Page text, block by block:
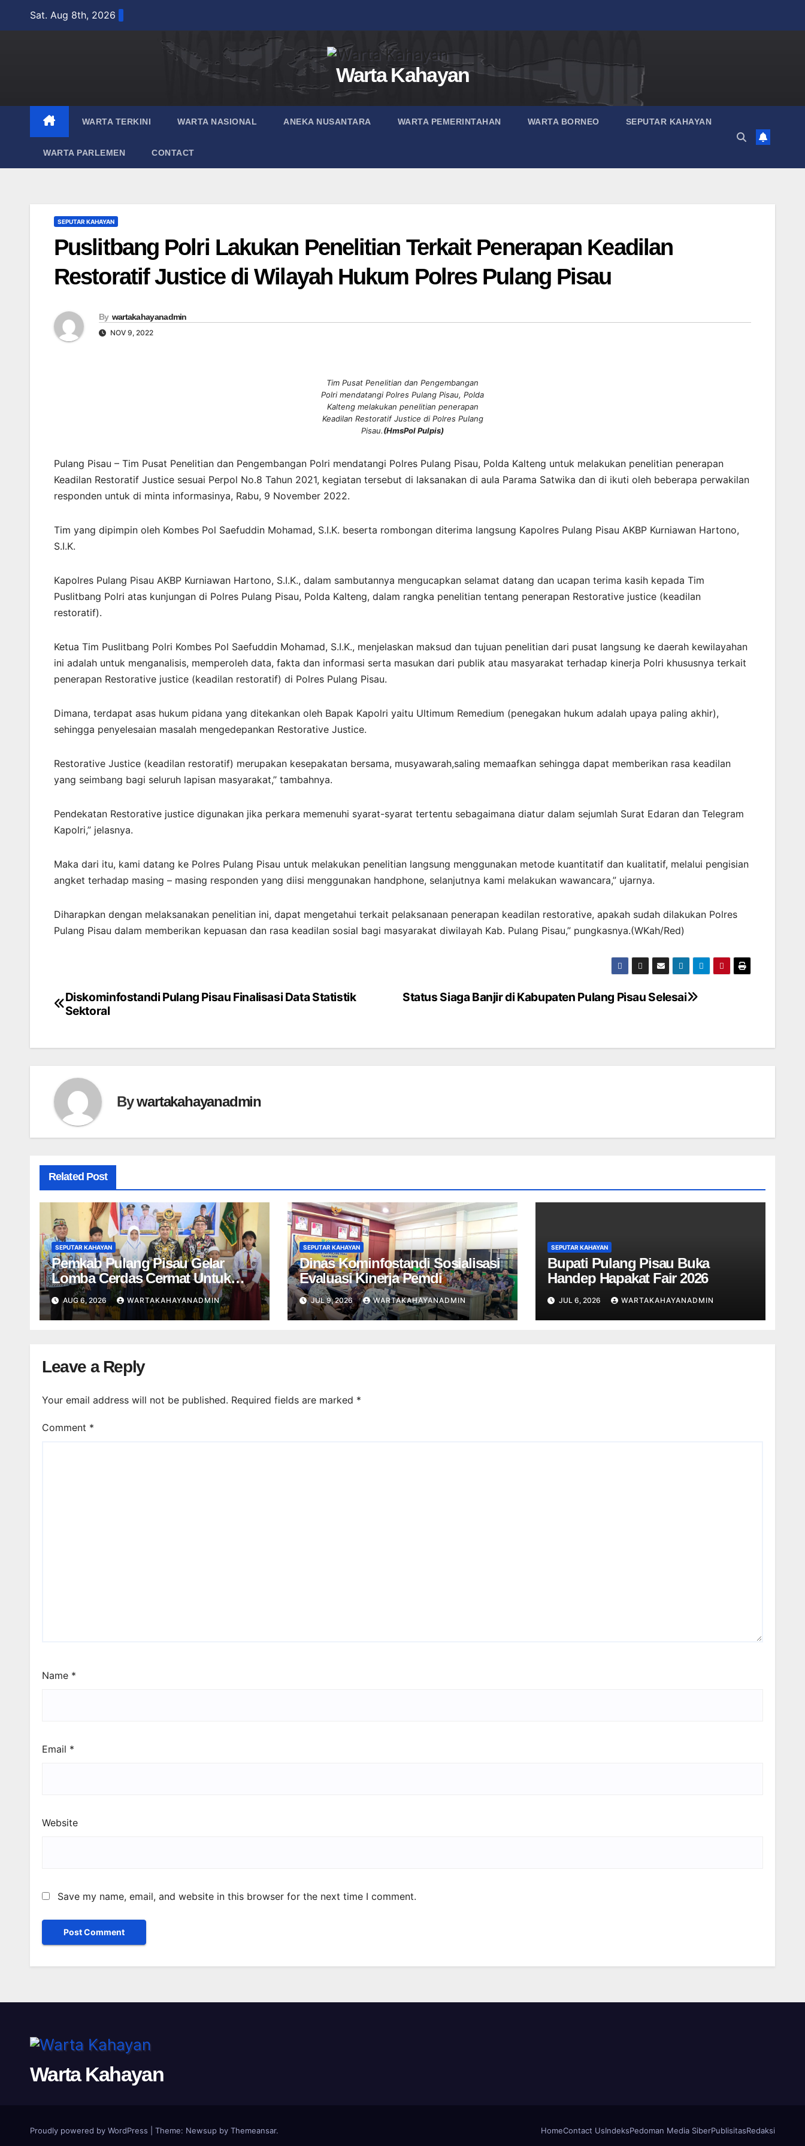
Sat. Aug 8th, 2026
Warta Kahayan
WARTA TERKINI WARTA NASIONAL ANEKA NUSANTARA WARTA PEMERINTAHAN WARTA BORNEO SEPUTAR KAHAYAN
WARTA PARLEMEN CONTACT
SEPUTAR KAHAYAN
Puslitbang Polri Lakukan Penelitian Terkait Penerapan Keadilan
Restoratif Justice di Wilayah Hukum Polres Pulang Pisau
By wartakahayanadmin
NOV 9, 2022
Tim Pusat Penelitian dan Pengembangan
Polri mendatangi Polres Pulang Pisau, Polda
Kalteng melakukan penelitian penerapan
Keadilan Restoratif Justice di Polres Pulang
Pisau.(HmsPol Pulpis)
Pulang Pisau – Tim Pusat Penelitian dan Pengembangan Polri mendatangi Polres Pulang Pisau, Polda Kalteng untuk melakukan penelitian penerapan
Keadilan Restoratif Justice sesuai Perpol No.8 Tahun 2021, kegiatan tersebut di laksanakan di aula Parama Satwika dan di ikuti oleh beberapa perwakilan
responden untuk di minta informasinya, Rabu, 9 November 2022.
Tim yang dipimpin oleh Kombes Pol Saefuddin Mohamad, S.I.K. beserta rombongan diterima langsung Kapolres Pulang Pisau AKBP Kurniawan Hartono,
S.I.K.
Kapolres Pulang Pisau AKBP Kurniawan Hartono, S.I.K., dalam sambutannya mengucapkan selamat datang dan ucapan terima kasih kepada Tim
Puslitbang Polri atas kunjungan di Polres Pulang Pisau, Polda Kalteng, dalam rangka penelitian tentang penerapan Restorative justice (keadilan
restoratif).
Ketua Tim Puslitbang Polri Kombes Pol Saefuddin Mohamad, S.I.K., menjelaskan maksud dan tujuan penelitian dari pusat langsung ke daerah kewilayahan
ini adalah untuk menganalisis, memperoleh data, fakta dan informasi serta masukan dari publik atau masyarakat terhadap kinerja Polri khususnya terkait
penerapan Restorative justice (keadilan restoratif) di Polres Pulang Pisau.
Dimana, terdapat asas hukum pidana yang ditekankan oleh Bapak Kapolri yaitu Ultimum Remedium (penegakan hukum adalah upaya paling akhir),
sehingga penyelesaian masalah mengedepankan Restorative Justice.
Restorative Justice (keadilan restoratif) merupakan kesepakatan bersama, musyawarah,saling memaafkan sehingga dapat memberikan rasa keadilan
yang seimbang bagi seluruh lapisan masyarakat,’’ tambahnya.
Pendekatan Restorative justice digunakan jika perkara memenuhi syarat-syarat tertentu sebagaimana diatur dalam sejumlah Surat Edaran dan Telegram
Kapolri,” jelasnya.
Maka dari itu, kami datang ke Polres Pulang Pisau untuk melakukan penelitian langsung menggunakan metode kuantitatif dan kualitatif, melalui pengisian
angket terhadap masing – masing responden yang diisi menggunakan handphone, selanjutnya kami melakukan wawancara,” ujarnya.
Diharapkan dengan melaksanakan penelitian ini, dapat mengetahui terkait pelaksanaan penerapan keadilan restorative, apakah sudah dilakukan Polres
Pulang Pisau dalam memberikan kepuasan dan rasa keadilan sosial bagi masyarakat diwilayah Kab. Pulang Pisau,” pungkasnya.(WKah/Red)
Post
Status Siaga Banjir di Kabupaten Pulang Pisau Selesai
Diskominfostandi Pulang Pisau Finalisasi Data Statistik
Sektoral
Bywartakahayanadmin
Related Post
SEPUTAR KAHAYAN
Pemkab Pulang Pisau Gelar
Lomba Cerdas Cermat Untuk
Pelajar
AUG 6, 2026 WARTAKAHAYANADMIN
SEPUTAR KAHAYAN
Dinas Kominfostandi Sosialisasi
Evaluasi Kinerja Pemdi
JUL 9, 2026 WARTAKAHAYANADMIN
SEPUTAR KAHAYAN
Bupati Pulang Pisau Buka
Handep Hapakat Fair 2026
JUL 6, 2026 WARTAKAHAYANADMIN
Leave a Reply
Your email address will not be published. Required fields are marked *
Comment *
Name *
Email *
Website
Save my name, email, and website in this browser for the next time I comment.
Warta Kahayan
Proudly powered by WordPress Theme: Newsup by Themeansar. HomeContact UsIndeksPedoman Media SiberPublisitasRedaksi